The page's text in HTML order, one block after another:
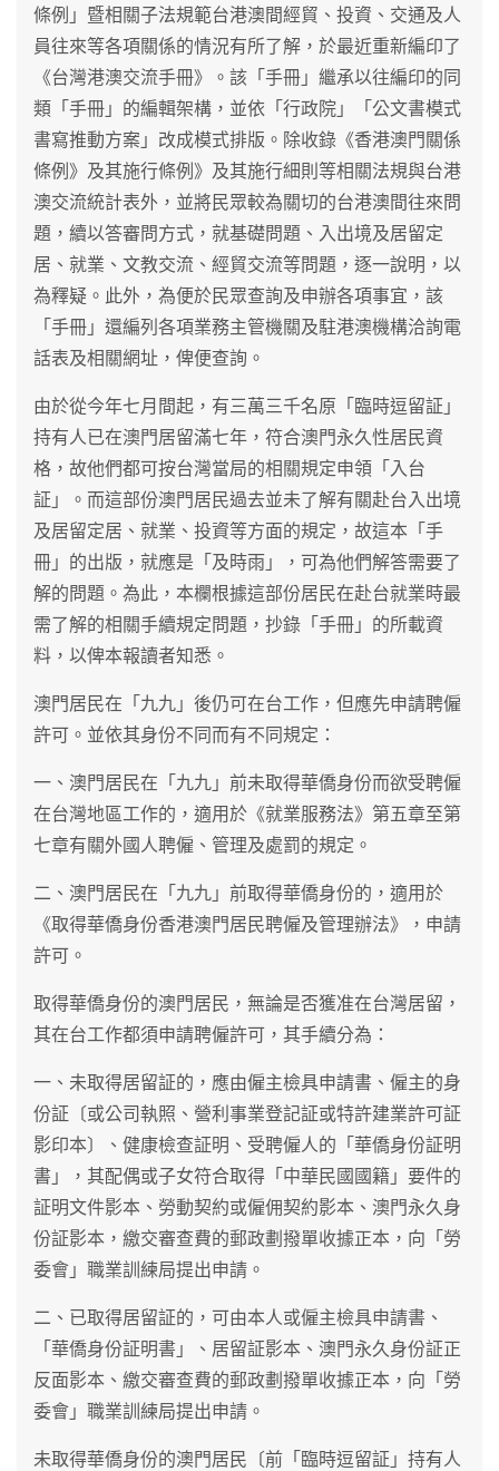
條例」暨相關子法規範台港澳間經貿、投資、交通及人
員往來等各項關係的情況有所了解，於最近重新編印了
《台灣港澳交流手冊》。該「手冊」繼承以往編印的同
類「手冊」的編輯架構，並依「行政院」「公文書模式
書寫推動方案」改成模式排版。除收錄《香港澳門關係
條例》及其施行條例》及其施行細則等相關法規與台港
澳交流統計表外，並將民眾較為關切的台港澳間往來問
題，續以答審問方式，就基礎問題、入出境及居留定
居、就業、文教交流、經貿交流等問題，逐一說明，以
為釋疑。此外，為便於民眾查詢及申辦各項事宜，該
「手冊」還編列各項業務主管機關及駐港澳機構洽詢電
話表及相關網址，俾便查詢。
由於從今年七月間起，有三萬三千名原「臨時逗留証」
持有人已在澳門居留滿七年，符合澳門永久性居民資
格，故他們都可按台灣當局的相關規定申領「入台
証」。而這部份澳門居民過去並未了解有關赴台入出境
及居留定居、就業、投資等方面的規定，故這本「手
冊」的出版，就應是「及時雨」，可為他們解答需要了
解的問題。為此，本欄根據這部份居民在赴台就業時最
需了解的相關手續規定問題，抄錄「手冊」的所載資
料，以俾本報讀者知悉。
澳門居民在「九九」後仍可在台工作，但應先申請聘僱
許可。並依其身份不同而有不同規定：
一、澳門居民在「九九」前未取得華僑身份而欲受聘僱
在台灣地區工作的，適用於《就業服務法》第五章至第
七章有關外國人聘僱、管理及處罰的規定。
二、澳門居民在「九九」前取得華僑身份的，適用於
《取得華僑身份香港澳門居民聘僱及管理辦法》，申請
許可。
取得華僑身份的澳門居民，無論是否獲准在台灣居留，
其在台工作都須申請聘僱許可，其手續分為：
一、未取得居留証的，應由僱主檢具申請書、僱主的身
份証〔或公司執照、營利事業登記証或特許建業許可証
影印本〕、健康檢查証明、受聘僱人的「華僑身份証明
書」，其配偶或子女符合取得「中華民國國籍」要件的
証明文件影本、勞動契約或僱佣契約影本、澳門永久身
份証影本，繳交審查費的郵政劃撥單收據正本，向「勞
委會」職業訓練局提出申請。
二、已取得居留証的，可由本人或僱主檢具申請書、
「華僑身份証明書」、居留証影本、澳門永久身份証正
反面影本、繳交審查費的郵政劃撥單收據正本，向「勞
委會」職業訓練局提出申請。
未取得華僑身份的澳門居民〔前「臨時逗留証」持有人